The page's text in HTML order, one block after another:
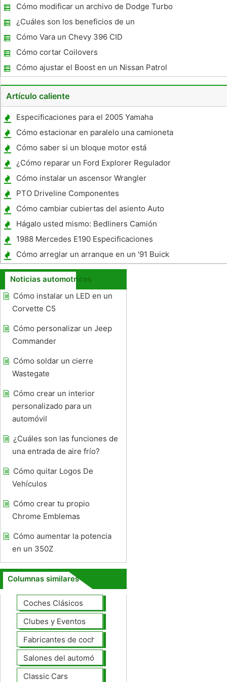
Cómo modificar un archivo de Dodge Turbo
Wastegate
¿Cuáles son los beneficios de un
Supercharger?
Cómo Vara un Chevy 396 CID
Cómo cortar Coilovers
Cómo ajustar el Boost en un Nissan Patrol
RD28T
Artículo caliente
Especificaciones para el 2005 Yamaha
YZ125
Cómo estacionar en paralelo una camioneta
Cómo saber si un bloque motor está
agrietado
¿Cómo reparar un Ford Explorer Regulador
de la fuerza Ventana
Cómo instalar un ascensor Wrangler
PTO Driveline Componentes
Cómo cambiar cubiertas del asiento Auto
Hágalo usted mismo: Bedliners Camión
1988 Mercedes E190 Especificaciones
Cómo arreglar un arranque en un '91 Buick
Century
Noticias automotrices
Cómo instalar un LED en un
Corvette C5
Cómo personalizar un Jeep
Commander
Cómo soldar un cierre
Wastegate
Cómo crear un interior
personalizado para un
automóvil
¿Cuáles son las funciones de
una entrada de aire frío?
Cómo quitar Logos De
Vehículos
Cómo crear tu propio
Chrome Emblemas
Cómo aumentar la potencia
en un 350Z
Columnas similares
Coches Clásicos
Clubes y Eventos
Fabricantes de coches Modelos
Salones del automóvil
Classic Cars